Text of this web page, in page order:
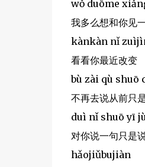
wǒ duōme
我多么想和你见
kànkàn nǐ
看看你最近改变
bù zài qù shuō
不再去说从前只
duì nǐ shuō yī
对你说一句只是
hǎojiǔbujiàn